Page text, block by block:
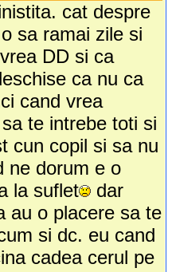
cat despre
sa ramai zile si
DD si ca
ca nu ca
cand vrea
te intrebe toti si
cun copil si sa nu
ne dorum e o
la suflet
dar
au o placere sa te
si dc. eu cand
cadea cerul pe